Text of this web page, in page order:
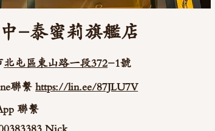
-泰蜜莉旗艦店
北屯區東山路一段372-1號
聯繫https://lin.ee/87JLU7V
聯繫
Nick